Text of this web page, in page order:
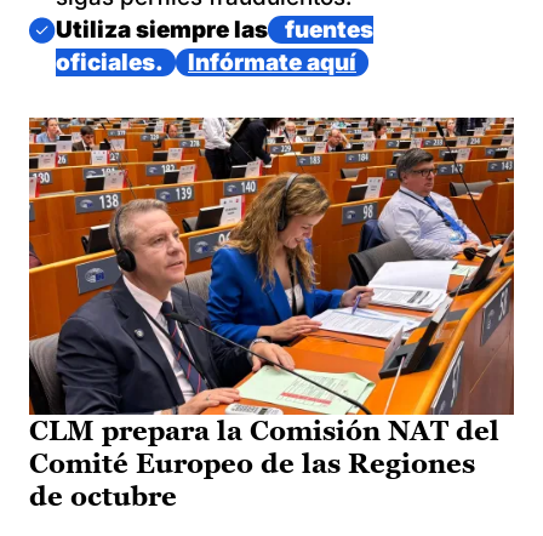
Imagen
Utiliza siempre las
fuentes
oficiales.
Infórmate aquí
CLM prepara la Comisión NAT del
Comité Europeo de las Regiones
de octubre